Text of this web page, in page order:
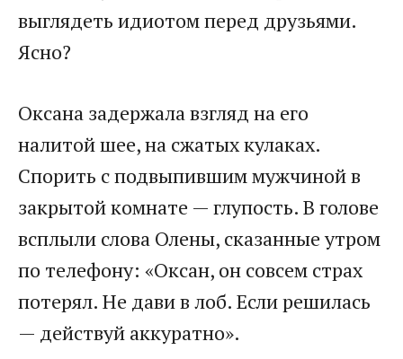
выглядеть идиотом перед друзьями.
Ясно?
Оксана задержала взгляд на его
налитой шее, на сжатых кулаках.
Спорить с подвыпившим мужчиной в
закрытой комнате — глупость. В голове
всплыли слова Олены, сказанные утром
по телефону: «Оксан, он совсем страх
потерял. Не дави в лоб. Если решилась
— действуй аккуратно».